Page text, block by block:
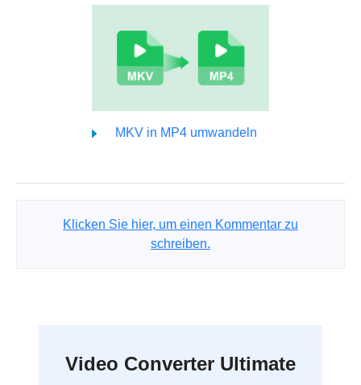
MKV in MP4 umwandeln
Klicken Sie hier, um einen Kommentar zu
schreiben.
Video Converter Ultimate